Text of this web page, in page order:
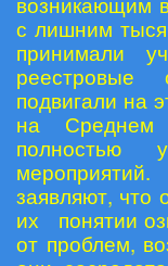
с лишним
принимали
реестровые
подвигали на
на
полностью
заявляют, что
их понятии
от проблем,